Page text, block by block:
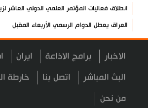
انطلاق فعاليات المؤتمر العلمي الدولي العاشر
العراق يعطل الدوام الرسمي الأربعاء المقبل
مسؤول عسكري: نظامنا القائم في مضيق هرمز
سيرة الشهداء المدافعين عن المراقد المقدسة
العربية
هيئة الحشد الشعبي تنشر.. "قسما لن يسقط
الاخبار برامج الاذاعة ايران
البث المباشر اتصل بنا خارطة
من نحن